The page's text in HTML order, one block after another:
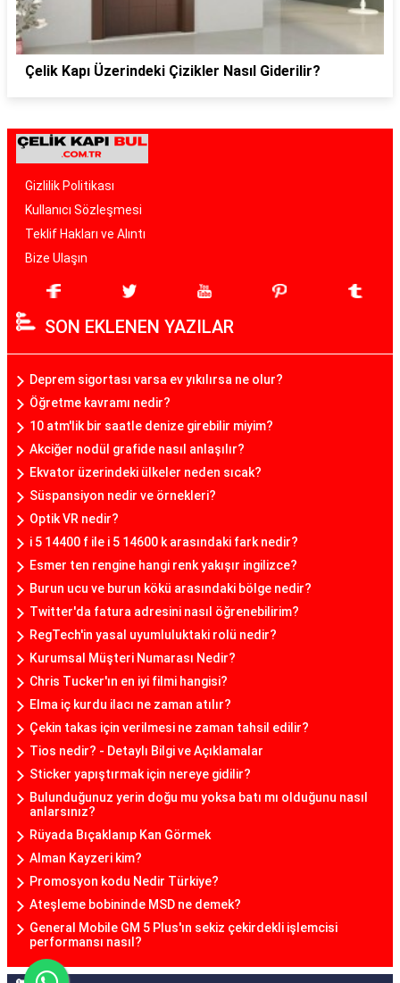
Çelik Kapı Üzerindeki Çizikler Nasıl Giderilir?
Gizlilik Politikası
Kullanıcı Sözleşmesi
Teklif Hakları ve Alıntı
Bize Ulaşın
SON EKLENEN YAZILAR
Deprem sigortası varsa ev yıkılırsa ne olur?
Öğretme kavramı nedir?
10 atm'lik bir saatle denize girebilir miyim?
Akciğer nodül grafide nasıl anlaşılır?
Ekvator üzerindeki ülkeler neden sıcak?
Süspansiyon nedir ve örnekleri?
Optik VR nedir?
i 5 14400 f ile i 5 14600 k arasındaki fark nedir?
Esmer ten rengine hangi renk yakışır ingilizce?
Burun ucu ve burun kökü arasındaki bölge nedir?
Twitter'da fatura adresini nasıl öğrenebilirim?
RegTech'in yasal uyumluluktaki rolü nedir?
Kurumsal Müşteri Numarası Nedir?
Chris Tucker'ın en iyi filmi hangisi?
Elma iç kurdu ilacı ne zaman atılır?
Çekin takas için verilmesi ne zaman tahsil edilir?
Tios nedir? - Detaylı Bilgi ve Açıklamalar
Sticker yapıştırmak için nereye gidilir?
Bulunduğunuz yerin doğu mu yoksa batı mı olduğunu nasıl
anlarsınız?
Rüyada Bıçaklanıp Kan Görmek
Alman Kayzeri kim?
Promosyon kodu Nedir Türkiye?
Ateşleme bobininde MSD ne demek?
General Mobile GM 5 Plus'ın sekiz çekirdekli işlemcisi
performansı nasıl?